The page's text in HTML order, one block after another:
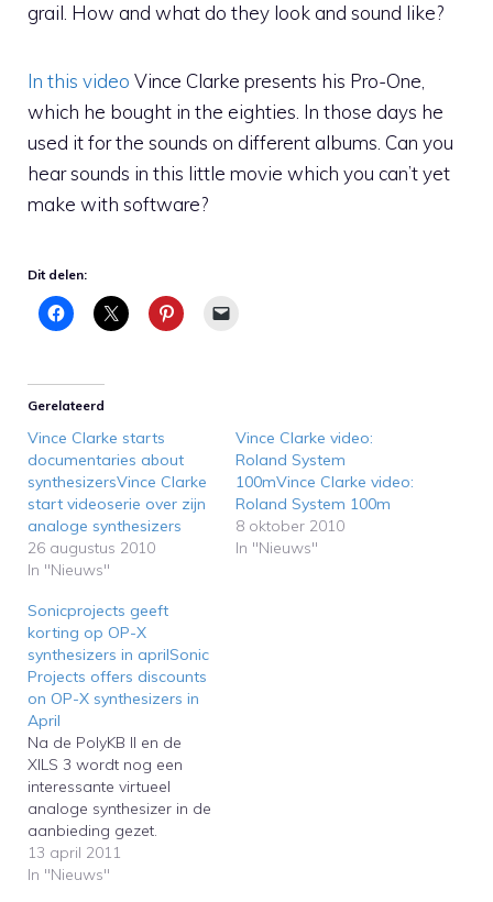
grail. How and what do they look and sound like?
In this video Vince Clarke presents his Pro-One,
which he bought in the eighties. In those days he
used it for the sounds on different albums. Can you
hear sounds in this little movie which you can’t yet
make with software?
Dit delen:
Gerelateerd
Vince Clarke starts
documentaries about
synthesizersVince Clarke
start videoserie over zijn
analoge synthesizers
26 augustus 2010
In "Nieuws"
Vince Clarke video:
Roland System
100mVince Clarke video:
Roland System 100m
8 oktober 2010
In "Nieuws"
Sonicprojects geeft
korting op OP-X
synthesizers in aprilSonic
Projects offers discounts
on OP-X synthesizers in
April
Na de PolyKB II en de
XILS 3 wordt nog een
interessante virtueel
analoge synthesizer in de
aanbieding gezet.
Sonicprojects geeft in de
maand april tot 40
13 april 2011
In "Nieuws"